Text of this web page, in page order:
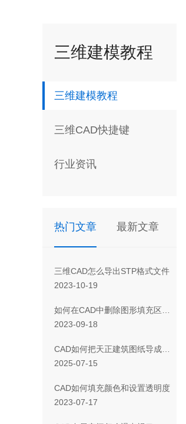
三维建模教程
三维建模教程
三维CAD快捷键
行业资讯
热门文章 最新文章
三维CAD怎么导出STP格式文件
2023-10-19
如何在CAD中删除图形填充区域的一部分
2023-09-18
CAD如何把天正建筑图纸导成天正T3/T8/T9格式版本
2025-07-15
CAD如何填充颜色和设置透明度
2023-07-17